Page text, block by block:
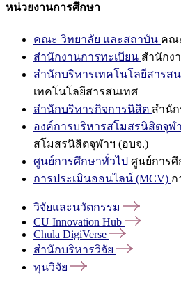
หน่วยงานการศึกษา
คณะ วิทยาลัย และสถาบัน คณ
สำนักงานการทะเบียน สำนักง
สำนักบริหารเทคโนโลยีสารส
เทคโนโลยีสารสนเทศ
สำนักบริหารกิจการนิสิต สำนั
องค์การบริหารสโมสรนิสิตจุฬ
สโมสรนิสิตจุฬาฯ (อบจ.)
ศูนย์การศึกษาทั่วไป ศูนย์การศึ
การประเมินออนไลน์ (MCV) ก
วิจัยและนวัตกรรม
CU Innovation Hub
Chula DigiVerse
สำนักบริหารวิจัย
ทุนวิจัย